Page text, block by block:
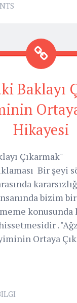
Baklayı
Hikayesi
Çıkarmak"
Bir şeyi
bizim
konusunda
.
Ortaya